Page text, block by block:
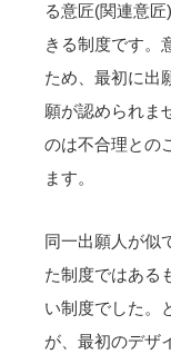
る意匠(関連意
きる制度です。
ため、最初に出
願が認められま
のは不合理との
ます。
同一出願人が似
た制度ではある
い制度でした。
が、最初のデザ